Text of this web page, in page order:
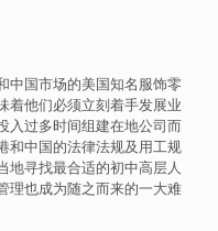
中国市场的美国知名服饰零
着他们必须立刻着手发展业
入过多时间组建在地公司而
和中国的法律法规及用工规
地寻找最合适的初中高层人
理也成为随之而来的一大难